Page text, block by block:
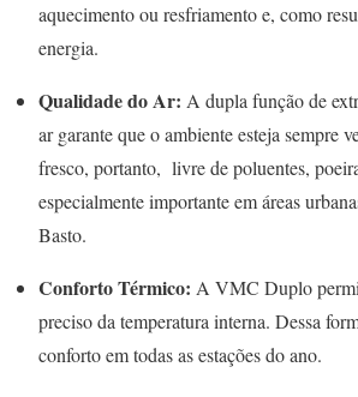
aquecimento ou resfriamento e, como
energia.
Qualidade do Ar: A dupla função de
ar garante que o ambiente esteja sempre
fresco, portanto, livre de poluentes,
especialmente importante em áreas
Basto.
Conforto Térmico: A VMC Duplo
preciso da temperatura interna. Dessa
conforto em todas as estações do ano.